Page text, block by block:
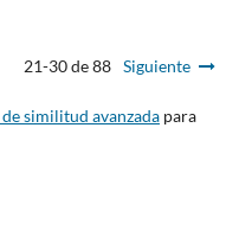
21-30 de 88 Siguiente
similitud avanzadapara